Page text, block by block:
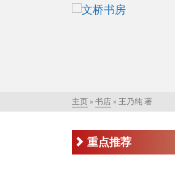
主页 » 书店 » 王乃纯 著
重点推荐